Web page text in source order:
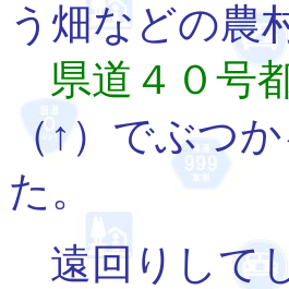
う畑などの農
県道４０号
（↑）でぶつ
た。
遠回りして